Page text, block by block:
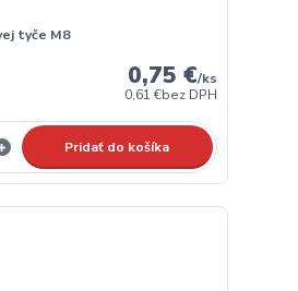
tyče M8
0,75 €/ks
0,61 €bez DPH
Pridať do košíka